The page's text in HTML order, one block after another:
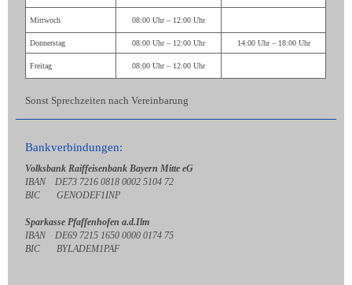
Mittwoch 08:00 Uhr – 12:00 Uhr
Donnerstag 08:00 Uhr – 12:00 Uhr 14:00 Uhr – 18:00 Uhr
Freitag 08:00 Uhr – 12:00 Uhr
Sonst Sprechzeiten nach Vereinbarung
Bankverbindungen:
Volksbank Raiffeisenbank Bayern Mitte eG
IBAN DE73 7216 0818 0002 5104 72
BIC GENODEF1INP
Sparkasse Pfaffenhofen a.d.Ilm
IBAN DE69 7215 1650 0000 0174 75
BIC BYLADEM1PAF